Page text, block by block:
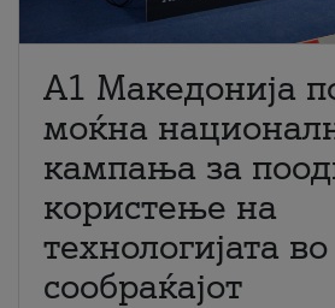
A1 Македонија
моќна
кампања за
користење на
технологијата во
сообраќајот